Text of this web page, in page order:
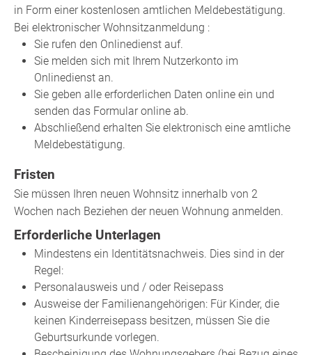
in Form einer kostenlosen amtlichen Meldebestätigung.
Bei elektronischer Wohnsitzanmeldung :
Sie rufen den Onlinedienst auf.
Sie melden sich mit Ihrem Nutzerkonto im
Onlinedienst an.
Sie geben alle erforderlichen Daten online ein und
senden das Formular online ab.
Abschließend erhalten Sie elektronisch eine amtliche
Meldebestätigung.
Fristen
Sie müssen Ihren neuen Wohnsitz innerhalb von 2
Wochen nach Beziehen der neuen Wohnung anmelden.
Erforderliche Unterlagen
Mindestens ein Identitätsnachweis. Dies sind in der
Regel:
Personalausweis und / oder Reisepass
Ausweise der Familienangehörigen: Für Kinder, die
keinen Kinderreisepass besitzen, müssen Sie die
Geburtsurkunde vorlegen.